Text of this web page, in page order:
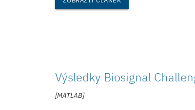
Výsledky Biosignal
[MATLAB]